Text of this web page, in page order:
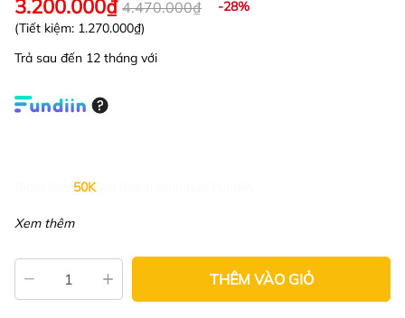
3.200.000₫ 4.470.000₫
-28%
(Tiết kiệm: 1.270.000₫)
Trả sau đến 12 tháng với
50K
Xem thêm
THÊM VÀO GIỎ